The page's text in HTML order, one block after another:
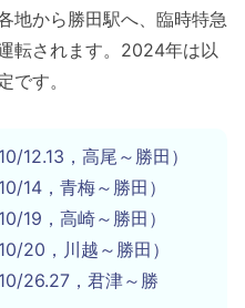
地から勝田駅へ、臨時特急
転されます。2024年は以
です。
12.13，高尾～勝田）
14，青梅～勝田）
19，高崎～勝田）
20，川越～勝田）
26.27，君津～勝